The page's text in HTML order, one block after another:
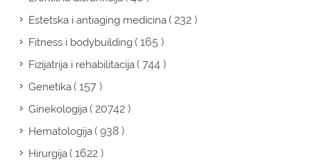
Estetska i antiaging medicina( 232 )
Fitness i bodybuilding( 165 )
Fizijatrija i rehabilitacija( 744 )
Genetika( 157 )
Ginekologija( 20742 )
Hematologija( 938 )
Hirurgija( 1622 )